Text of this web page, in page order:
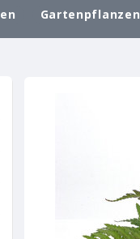
Gartenpflanzen